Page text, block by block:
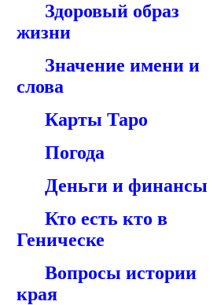
Здоровый образ
жизни
Значение имени и
слова
Карты Таро
Погода
Деньги и финансы
Кто есть кто в
Геническе
Вопросы истории
края